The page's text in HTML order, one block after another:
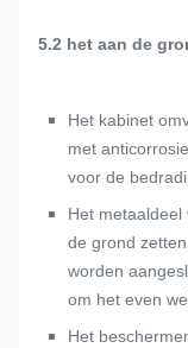
5.2 het aan de
Het kabinet
met
voor de
Het
de grond
worden
om het even
Het